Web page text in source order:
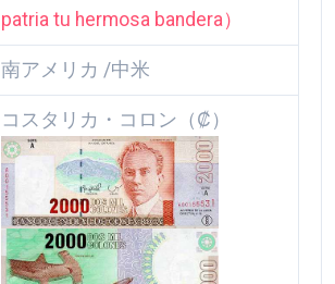
patria tu hermosa bandera）
南アメリカ /中米
コスタリカ・コロン（₡）